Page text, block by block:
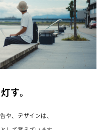
す。
や、デザインは、